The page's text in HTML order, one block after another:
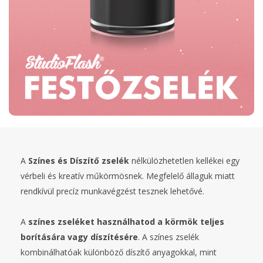
A Színes és Díszítő zselék nélkülözhetetlen kellékei egy
vérbeli és kreatív műkörmösnek. Megfelelő állaguk miatt
rendkívül precíz munkavégzést tesznek lehetővé.
A színes zseléket használhatod a körmök teljes
borítására vagy díszítésére. A színes zselék
kombinálhatóak különböző díszítő anyagokkal, mint